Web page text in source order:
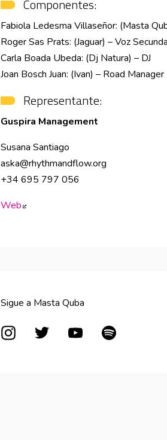
Componentes:
Fabiola Ledesma Villaseñor: (Masta
Roger Sas Prats: (Jaguar) – Voz
Carla Boada Ubeda: (Dj Natura) – DJ
Joan Bosch Juan: (Ivan) – Road Manager
Representante:
Guspira Management
Susana Santiago
aska@rhythmandflow.org
+34 695 797 056
Web
Sigue a Masta Quba
Abre en nueva ventana
Abre en nueva ventana
Abre en nueva